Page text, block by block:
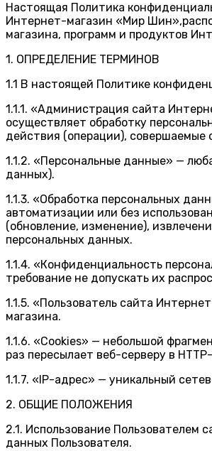
Настоящая Политика
Интернет-магазин «Мир
магазина, программ и продуктов
1. ОПРЕДЕЛЕНИЕ ТЕРМИНОВ
1.1 В настоящей Политике
1.1.1. «Администрация сайта
осуществляет обработку
действия (операции),
1.1.2. «Персональные данные» —
данных).
1.1.3. «Обработка персональных
автоматизации или без
(обновление, изменение),
персональных данных.
1.1.4. «Конфиденциальность
требование не допускать их
1.1.5. «Пользователь сайта
магазина.
1.1.6. «Cookies» — небольшой
раз пересылает веб-серверу в
1.1.7. «IP-адрес» — уникальный
2. ОБЩИЕ ПОЛОЖЕНИЯ
2.1. Использование Пользователем
данных Пользователя.